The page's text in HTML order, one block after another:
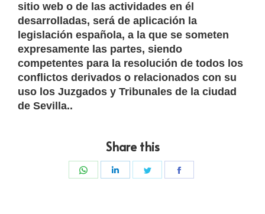
sitio web o de las actividades en él
desarrolladas, será de aplicación la
legislación española, a la que se someten
expresamente las partes, siendo
competentes para la resolución de todos los
conflictos derivados o relacionados con su
uso los Juzgados y Tribunales de la ciudad
de Sevilla..
Share this
Share